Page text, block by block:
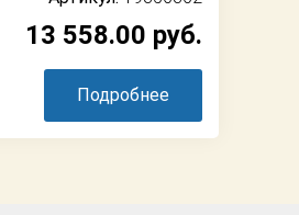
13 558.00 руб.
Подробнее